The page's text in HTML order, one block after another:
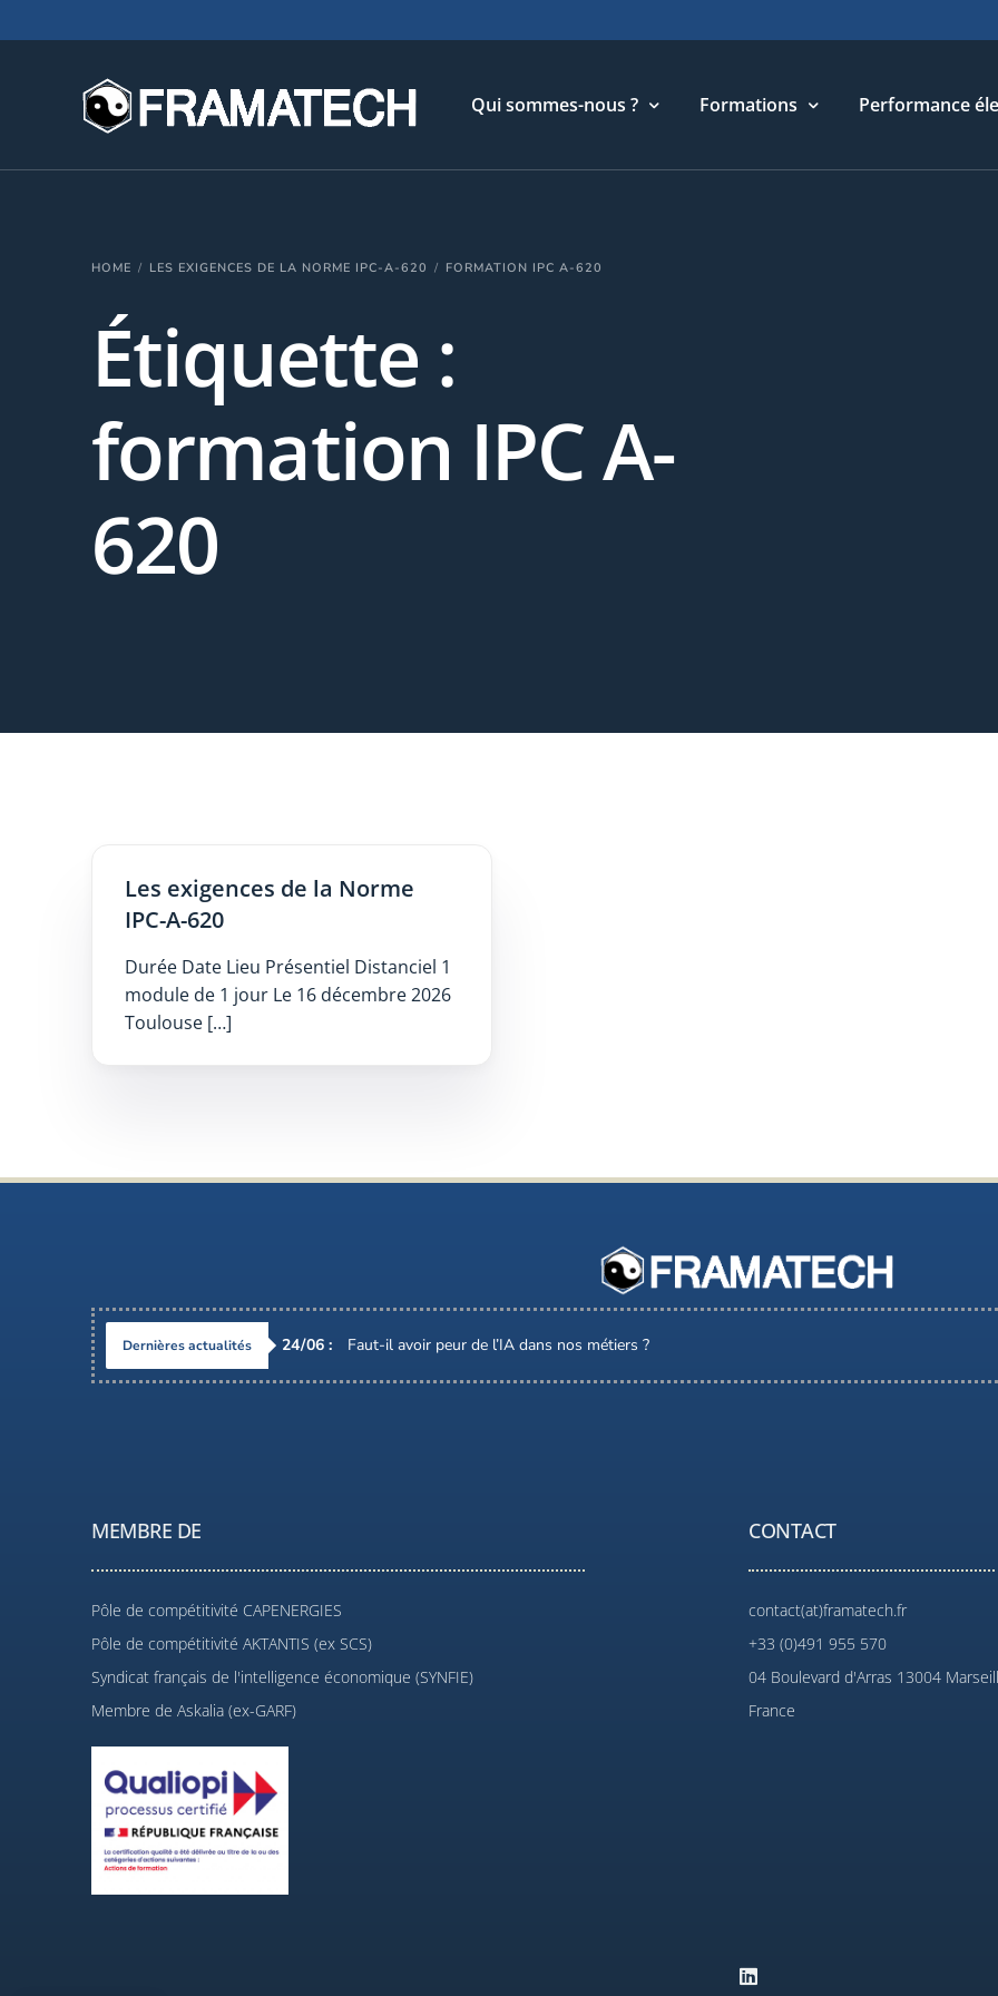
Qui sommes-nous ?
Notre métier
Formations Performance
HOME LES EXIGENCES DE LA NORME IPC-A-620 FORMATION IPC A-620
Étiquette :
formation IPC A-
620
Les exigences de la Norme
IPC-A-620
Durée Date Lieu Présentiel Distanciel 1
module de 1 jour Le 16 décembre 2026
Toulouse […]
Dernières actualités 24/06 : Faut-il avoir peur de l’IA dans nos métiers ?
MEMBRE DE
Pôle de compétitivité CAPENERGIES
Pôle de compétitivité AKTANTIS (ex SCS)
Syndicat français de l'intelligence économique (SYNFIE)
Membre de Askalia (ex-GARF)
CONTACT
contact(at)framatech.fr
+33 (0)491 955 570
04 Boulevard d'Arras 13004
France